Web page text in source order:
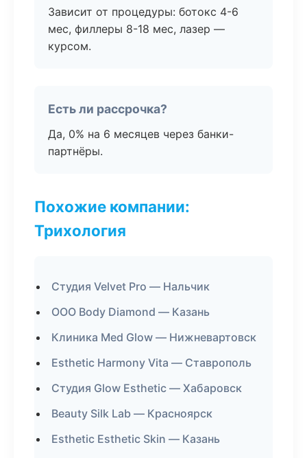
Зависит от процедуры: ботокс 4-6
мес, филлеры 8-18 мес, лазер —
курсом.
Есть ли рассрочка?
Да, 0% на 6 месяцев через банки-
партнёры.
Похожие компании:
Трихология
Студия Velvet Pro — Нальчик
ООО Body Diamond — Казань
Клиника Med Glow — Нижневартовск
Esthetic Harmony Vita — Ставрополь
Студия Glow Esthetic — Хабаровск
Beauty Silk Lab — Красноярск
Esthetic Esthetic Skin — Казань